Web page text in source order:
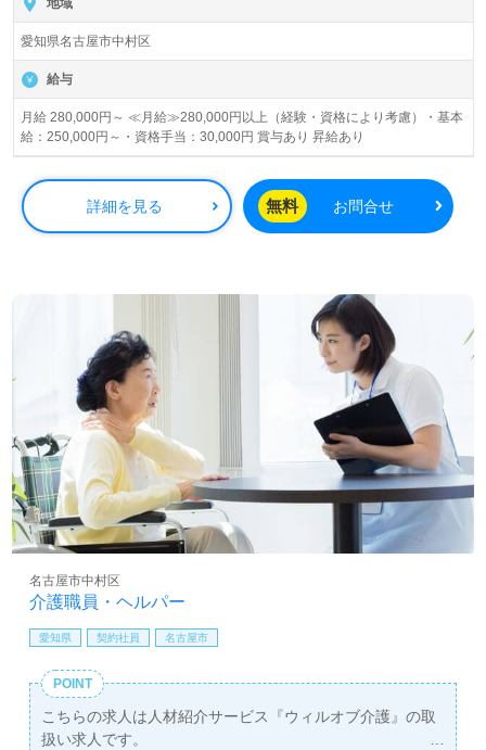
愛知県名古屋市中村区
給与
月給 280,000円～ ≪月給≫280,000円以上（経験・資格により考慮）・基本
給：250,000円～・資格手当：30,000円 賞与あり 昇給あり
詳細を見る 無料 お問合せ
介護職員・ヘルパー
名古屋市中村区
愛知県 契約社員 名古屋市
POINT
こちらの求人は人材紹介サービス『ウィルオブ介護』の取
扱い求人です。